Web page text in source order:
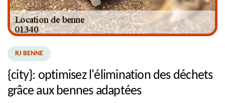
RJ BENNE
{city}: optimisez l'élimination des déchets
grâce aux bennes adaptées